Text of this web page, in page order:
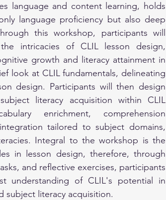
language and content learning, holds
language proficiency but also deep
this workshop, participants will
intricacies of CLIL lesson design,
growth and literacy attainment in
look at CLIL fundamentals, delineating
design. Participants will then design
literacy acquisition within CLIL
enrichment, comprehension
tailored to subject domains,
Integral to the workshop is the
in lesson design, therefore, through
and reflective exercises, participants
understanding of CLIL's potential in
literacy acquisition.